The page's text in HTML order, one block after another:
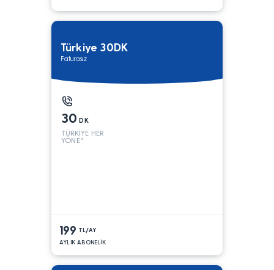
Türkiye 30DK
Faturasız
30 DK
TÜRKİYE HER
YÖNE*
199 TL/AY
AYLIK ABONELİK